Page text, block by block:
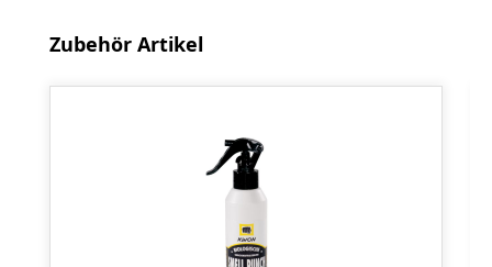
Produktgalerie überspringen
Zubehör Artikel